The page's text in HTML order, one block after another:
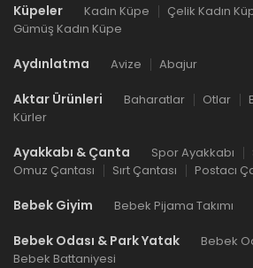
Küpeler Kadın Küpe
Çelik Kadın
Gümüş Kadın Küpe
Aydınlatma Avize Abajur
Aktar Ürünleri Baharatlar Otlar
Kürler
Ayakkabı & Çanta Spor Ayakkabı
Omuz Çantası
Sırt Çantası Postacı
Bebek Giyim Bebek Pijama Takımı
Bebek Odası & Park Yatak
Bebek
Bebek Battaniyesi